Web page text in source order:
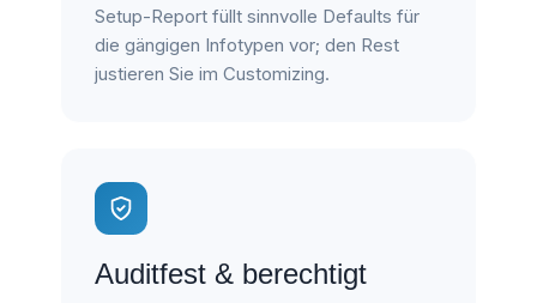
Setup-Report füllt sinnvolle Defaults für
die gängigen Infotypen vor; den Rest
justieren Sie im Customizing.
Auditfest & berechtigt